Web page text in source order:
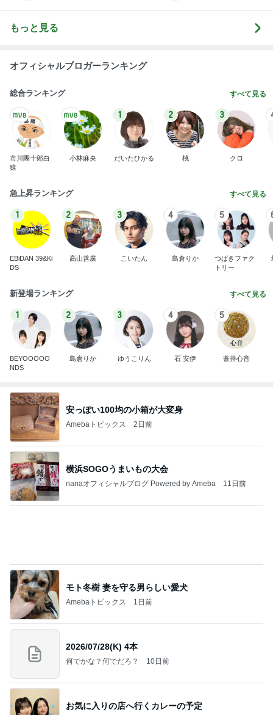
もっと見る
オフィシャルブロガーランキング
総合ランキング すべて見る
市川團十郎白
猿
小林麻央
1
だいたひかる
2
桃
3
クロ
急上昇ランキング すべて見る
1
EBiDAN 39&Ki
DS
2
高山善廣
3
こいたん
4
島倉りか
5
つばきファク
トリー
新登場ランキング すべて見る
1
BEYOOOOO
NDS
2
島倉りか
3
ゆうこりん
4
石 安伊
5
蒼井心音
安っぽい100均の小箱が大変身
Amebaトピックス 2日前
横浜SOGOうまいもの大会
nanaオフィシャルブログ Powered by Ameba 11日前
2026/07/28(K) 4本
何でかな？何でだろ？ 10日前
お気に入りの店へ行くカレーの予定
Amebaトピックス 14時間前
明日は1人で